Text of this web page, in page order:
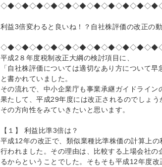
利益3倍変わると良いね！？自社株評価の改正の
平成2８年度税制改正大綱の検討項目に、
「自社株評価については適切なあり方について早
と書かれていました。
その流れで、中小企業庁も事業承継ガイドライン
果たして、平成29年度には改正されるのでしょう
その方向性をみていきたいと思います。
【１】 利益比準3倍は？
平成12年の改正で、類似業種比準株価の計算上
行われました。その理由は、比較する上場会社の
るからということでした。そもそも平成12年度